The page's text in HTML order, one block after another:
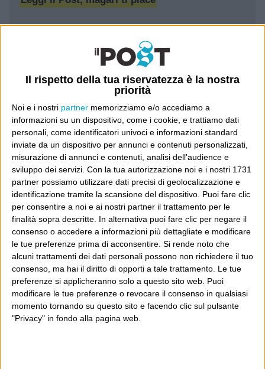
Il rispetto della tua riservatezza è la nostra
priorità
Noi e i nostri partner memorizziamo e/o accediamo a
informazioni su un dispositivo, come i cookie, e trattiamo dati
personali, come identificatori univoci e informazioni standard
inviate da un dispositivo per annunci e contenuti personalizzati,
misurazione di annunci e contenuti, analisi dell'audience e
sviluppo dei servizi. Con la tua autorizzazione noi e i nostri 1731
partner possiamo utilizzare dati precisi di geolocalizzazione e
identificazione tramite la scansione del dispositivo. Puoi fare clic
per consentire a noi e ai nostri partner il trattamento per le
finalità sopra descritte. In alternativa puoi fare clic per negare il
consenso o accedere a informazioni più dettagliate e modificare
le tue preferenze prima di acconsentire. Si rende noto che
alcuni trattamenti dei dati personali possono non richiedere il tuo
consenso, ma hai il diritto di opporti a tale trattamento. Le tue
preferenze si applicheranno solo a questo sito web. Puoi
modificare le tue preferenze o revocare il consenso in qualsiasi
momento tornando su questo sito e facendo clic sul pulsante
"Privacy" in fondo alla pagina web.
Wittgenstein
POST PRECEDENTE
All’indice
POST SUCCESSIVO
96
E per i regali di Natale